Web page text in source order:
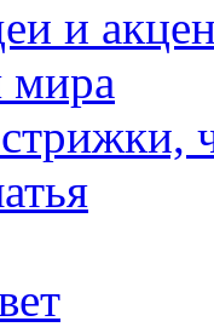
и
мира